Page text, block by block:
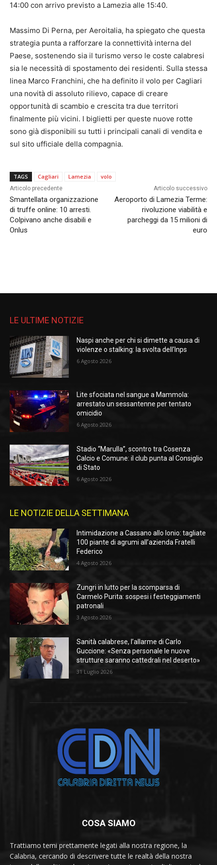
14:00 con arrivo previsto a Lamezia alle 15:40.
Massimo Di Perna, per Aeroitalia, ha spiegato che questa
strategia punta a rafforzare la connettività interna del
Paese, sostenendo sia il turismo verso le coste calabresi
sia le necessità di spostamento dei residenti. Sulla stessa
linea Marco Franchini, che ha definito il volo per Cagliari
una novità di assoluto rilievo, capace di creare
opportunità di scambio e crescita tra due territori
finalmente più vicini. I biglietti per queste nuove rotte
sono già disponibili su tutti i principali canali di vendita e
sul sito ufficiale della compagnia.
TAGS Cagliari Lamezia volo
Articolo precedente
Smantellata organizzazione
di truffe online: 10 arresti.
Colpivano anche disabili e
Onlus
Articolo successivo
Aeroporto di Lamezia Terme:
rivoluzione viabilità e
parcheggi da 15 milioni di
euro
LE ULTIME NOTIZIE
Naspi anche per chi si dimette a causa di
violenze o stalking: la svolta dell’Inps
6 Agosto 2026
Lite sfociata nel sangue a Mammola:
arrestato un sessantenne per tentato
omicidio
6 Agosto 2026
Stadio “Marulla”, scontro tra Cosenza
Calcio e Comune: il club punta al Consiglio
di Stato
6 Agosto 2026
LE NOTIZIE DELLA SETTIMANA
Intimidazione a Cassano allo Ionio: tagliate
100 piante di agrumi all’azienda Fratelli
Federico
4 Agosto 2026
Zungri in lutto per la scomparsa di
Carmelo Purita: sospesi i festeggiamenti
patronali
3 Agosto 2026
Sanità calabrese, l’allarme di Carlo
Guccione: «Senza personale le nuove
strutture saranno cattedrali nel deserto»
31 Luglio 2026
COSA SIAMO
Trattiamo temi prettamente legati alla nostra regione, la
Calabria, cercando di descrivere tutte le realtà della nostra